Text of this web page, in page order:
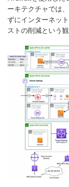
ーキテクチャでは
ずにインターネッ
ストの削減という